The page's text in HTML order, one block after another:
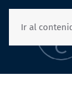
Ir al